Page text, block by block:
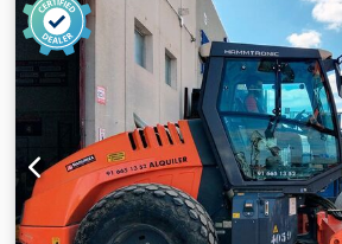
silindir Üretim yılı: 2015 300 saat 22,9
Dodpozhkldjfx Aigjkr 2.570 kg - 3.470
tekerleği YENİ GİBİ!